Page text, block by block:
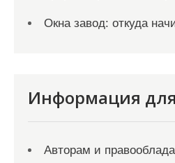
Окна завод: откуда
Информация для
Авторам и